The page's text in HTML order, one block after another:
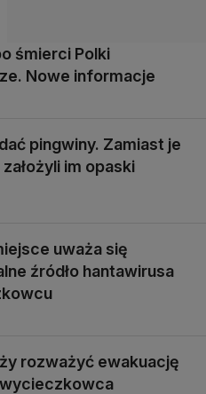
śmierci Polki
Nowe informacje
pingwiny. Zamiast je
im opaski
uważa się
źródło hantawirusa
rozważyć ewakuację